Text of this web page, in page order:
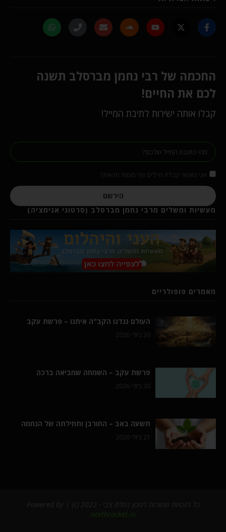
החכמה של רבי נחמן מברסלב תשנה
לכם את החיים!
קבלו אותה ישירות לתיבת המייל!
הירשם
מעשיות ומשלים מרבי נחמן מברסלב (סרטוני אנימציה)
מאמרים פופולריים
העולם נגדנו הקב"ה איתנו – פרשת עקב
30 ביולי 2026
פרשת עקב – השמחה שמביאה ברכה
30 ביולי 2026
תשעה באב – החורבן ותחילתה של הנחמה
21 ביולי 2026
nextbracket.io